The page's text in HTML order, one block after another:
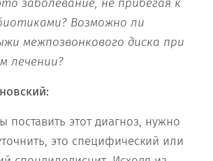
Возможно ли
межпозвонкового диска при
лечении?
поставить этот диагноз, нужно
это специфический или